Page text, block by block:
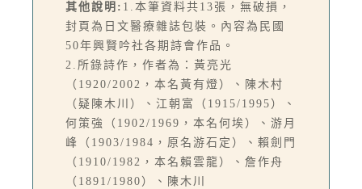
其他說明: 1.本筆資料共13張，無破損，
封頁為日文醫療雜誌包裝。內容為民國
50年興賢吟社各期詩會作品。
2.所錄詩作，作者為：黃亮光
（1920/2002，本名黃有燈）、陳木村
（疑陳木川）、江朝富（1915/1995）、
何策強（1902/1969，本名何埃）、游月
峰（1903/1984，原名游石定）、賴劍門
（1910/1982，本名賴雲龍）、詹作舟
（1891/1980）、陳木川